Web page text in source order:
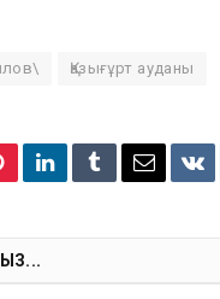
Қазығұрт ауданы
LinkedInTumblrEmail